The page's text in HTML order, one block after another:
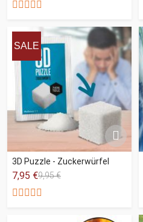
SALE
3D Puzzle - Zuckerwürfel
7,95 €9,95 €